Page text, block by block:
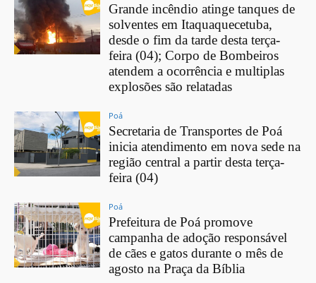
Grande incêndio atinge tanques de
solventes em Itaquaquecetuba,
desde o fim da tarde desta terça-
feira (04); Corpo de Bombeiros
atendem a ocorrência e multiplas
explosões são relatadas
Poá
Secretaria de Transportes de Poá
inicia atendimento em nova sede na
região central a partir desta terça-
feira (04)
Poá
Prefeitura de Poá promove
campanha de adoção responsável
de cães e gatos durante o mês de
agosto na Praça da Bíblia